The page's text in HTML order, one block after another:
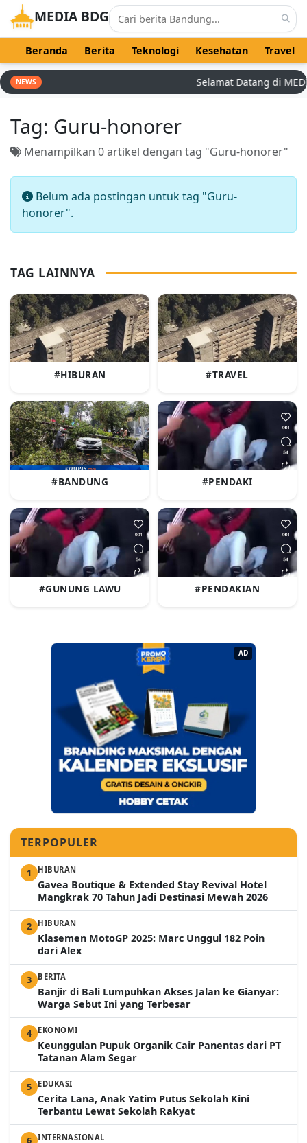
MEDIA BDG
Beranda Berita Teknologi Kesehatan Travel
NEWS Selamat Datang di
Tag: Guru-honorer
Menampilkan 0 artikel dengan tag "Guru-honorer"
Belum ada postingan untuk tag "Guru-
honorer".
TAG LAINNYA
#HIBURAN #TRAVEL
#BANDUNG #PENDAKI
#GUNUNG LAWU #PENDAKIAN
AD
TERPOPULER
1 HIBURAN
Gavea Boutique & Extended Stay Revival Hotel
Mangkrak 70 Tahun Jadi Destinasi Mewah 2026
2 HIBURAN
Klasemen MotoGP 2025: Marc Unggul 182 Poin
dari Alex
3 BERITA
Banjir di Bali Lumpuhkan Akses Jalan ke Gianyar:
Warga Sebut Ini yang Terbesar
4 EKONOMI
Keunggulan Pupuk Organik Cair Panentas dari PT
Tatanan Alam Segar
5 EDUKASI
Cerita Lana, Anak Yatim Putus Sekolah Kini
Terbantu Lewat Sekolah Rakyat
6 INTERNASIONAL